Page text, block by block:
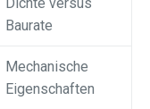
Baurate
Mechanische
Eigenschaften